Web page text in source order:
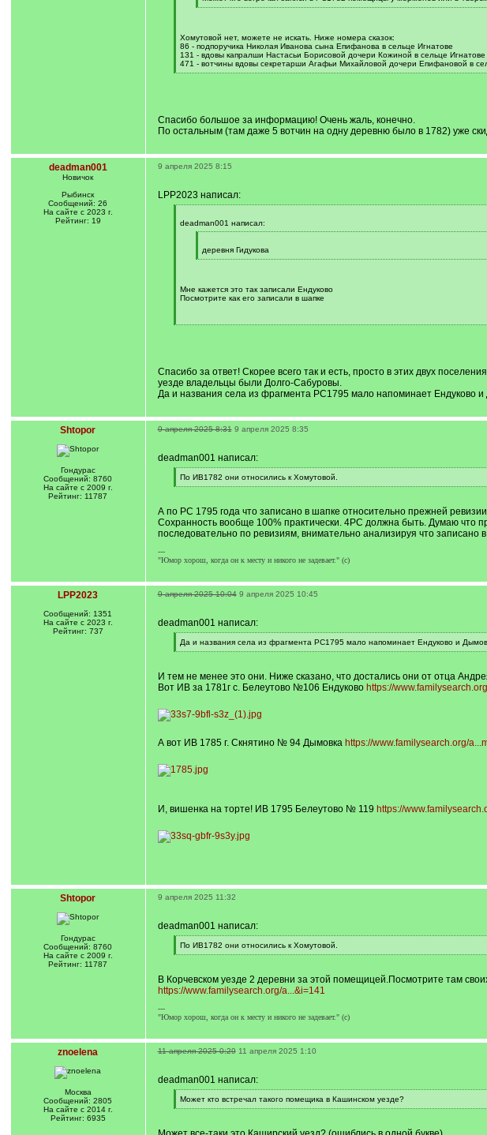
][
Хомутовой нет, можете не искать. Ниже номера сказок:
86 - подпоручика Николая Иванова сына Епифанова в сельце Игнатове
131 - вдовы капралши Настасьи Борисовой дочери Кожиной в сельце Игнатове
471 - вотчины вдовы секретарши Агафьи Михайловой дочери Епифановой в
[
Спасибо большое за информацию! Очень жаль, конечно.
По остальным (там даже 5 вотчин на одну деревню было в 1782) уже
deadman001
Новичок
Рыбинск
Сообщений: 26
На сайте с 2023 г.
Рейтинг: 19
9 апреля 2025 8:15
LPP2023 написал:
q
deadman001 написал:
q
]
деревня Гидукова
[
Мне кажется это так записали Ендуково
Посмотрите как его записали в шапке
[
Спасибо за ответ! Скорее всего так и есть, просто в этих двух
уезде владельцы были Долго-Сабуровы.
Да и названия села из фрагмента РС1795 мало напоминает Ендуково и
Shtopor
Гондурас
Сообщений: 8760
На сайте с 2009 г.
Рейтинг: 11787
9 апреля 2025 8:31 9 апреля 2025 8:35
deadman001 написал:
[
q
По ИВ1782 они относились к Хомутовой.
[
]
А по РС 1795 года что записано в шапке относительно прежней
Сохранность вообще 100% практически. 4РС должна быть. Думаю что
последовательно по ревизиям, внимательно анализируя что записано
---
"Юмор хорош, когда он к месту и никого не задевает." (с)
LPP2023
Сообщений: 1351
На сайте с 2023 г.
Рейтинг: 737
9 апреля 2025 10:04 9 апреля 2025 10:45
deadman001 написал:
[
q
Да и названия села из фрагмента РС1795 мало напоминает Ендуково и
[
]
И тем не менее это они. Ниже сказано, что достались они от отца
Вот ИВ за 1781г с. Белеутово №106 Ендуково https://
А вот ИВ 1785 г. Скнятино № 94 Дымовка https://www.familysearch.org/
И, вишенка на торте! ИВ 1795 Белеутово № 119 https://
Shtopor
Гондурас
Сообщений: 8760
На сайте с 2009 г.
Рейтинг: 11787
9 апреля 2025 11:32
deadman001 написал:
[
q
По ИВ1782 они относились к Хомутовой.
[
]
В Корчевском уезде 2 деревни за этой помещицей.Посмотрите там
https://www.familysearch.org/a...&i=141
---
"Юмор хорош, когда он к месту и никого не задевает." (с)
znoelena
Москва
Сообщений: 2805
На сайте с 2014 г.
Рейтинг: 6935
11 апреля 2025 0:29 11 апреля 2025 1:10
deadman001 написал:
[
q
Может кто встречал такого помещика в Кашинском уезде?
[